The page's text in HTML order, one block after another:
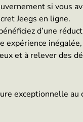
si vous
Jeegs en ligne.
d’une
expérience
et à relever des
exceptionnelle